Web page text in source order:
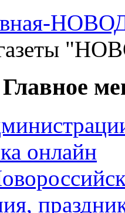
газеты
онлайн